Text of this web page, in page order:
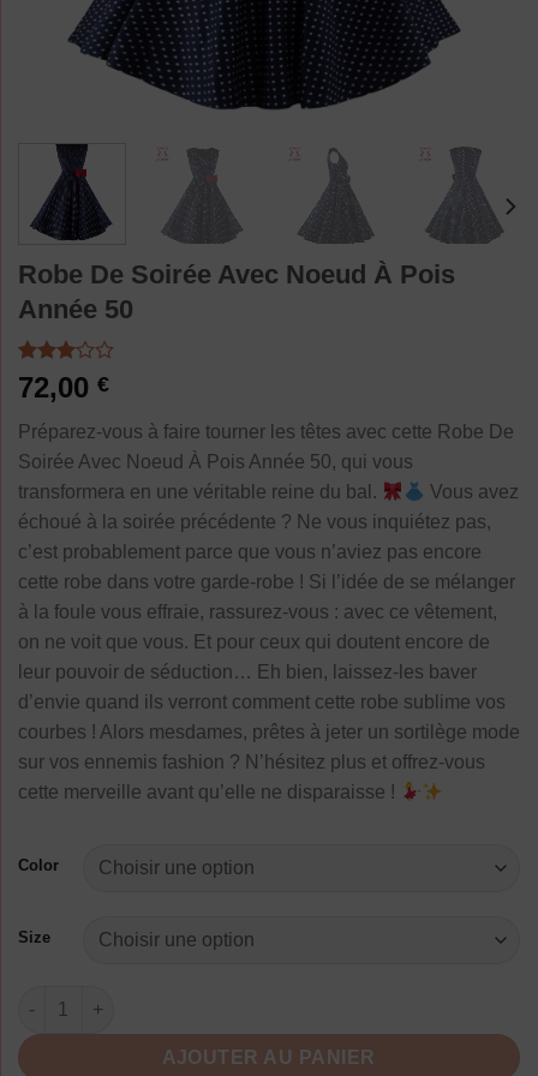
Robe De Soirée Avec Noeud À Pois
Année 50
Noté
3.00
basé
sur
1
notation
client
72,00 €
Préparez-vous à faire tourner les têtes avec cette Robe De
Soirée Avec Noeud À Pois Année 50, qui vous
transformera en une véritable reine du bal.
Vous avez
échoué à la soirée précédente ? Ne vous inquiétez pas,
c’est probablement parce que vous n’aviez pas encore
cette robe dans votre garde-robe ! Si l’idée de se mélanger
à la foule vous effraie, rassurez-vous : avec ce vêtement,
on ne voit que vous. Et pour ceux qui doutent encore de
leur pouvoir de séduction… Eh bien, laissez-les baver
d’envie quand ils verront comment cette robe sublime vos
courbes ! Alors mesdames, prêtes à jeter un sortilège mode
sur vos ennemis fashion ? N’hésitez plus et offrez-vous
cette merveille avant qu’elle ne disparaisse !
Color
Size
quantité de Robe De Soirée Avec Noeud À Pois Année 50
AJOUTER AU PANIER